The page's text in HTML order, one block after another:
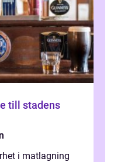
till stadens
i matlagning